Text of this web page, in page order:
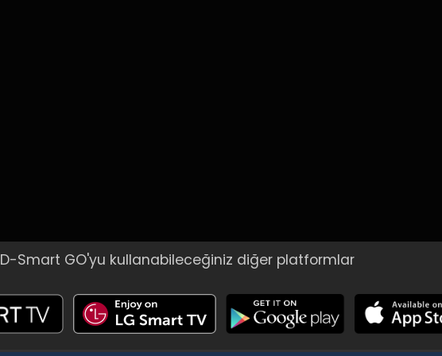
D-Smart GO'yu kullanabileceğiniz diğer platformlar